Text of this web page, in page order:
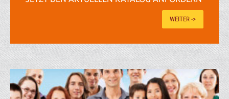
WEITER ->